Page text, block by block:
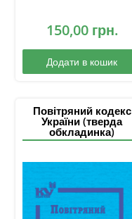
150,00 грн.
Додати в кошик
Повітряний кодекс
України (тверда
обкладинка)